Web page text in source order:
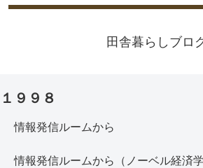
田舎暮らしブロ
１９９８
情報発信ルームから
情報発信ルームから（ノーベル経済